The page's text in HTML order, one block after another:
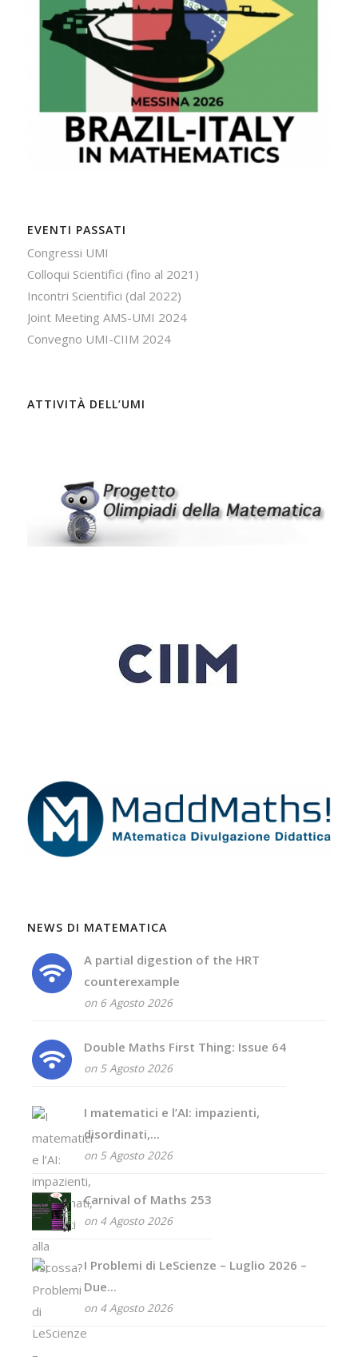
EVENTI PASSATI
Congressi UMI
Colloqui Scientifici (fino al 2021)
Incontri Scientifici (dal 2022)
Joint Meeting AMS-UMI 2024
Convegno UMI-CIIM 2024
ATTIVITÀ DELL’UMI
NEWS DI MATEMATICA
A partial digestion of the HRT
counterexample
on 6 Agosto 2026
Double Maths First Thing: Issue 64
on 5 Agosto 2026
I matematici e l’AI: impazienti,
disordinati,...
on 5 Agosto 2026
Carnival of Maths 253
on 4 Agosto 2026
I Problemi di LeScienze – Luglio 2026 –
Due...
on 4 Agosto 2026